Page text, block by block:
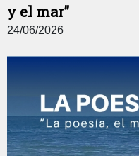
y el mar”
24/06/2026